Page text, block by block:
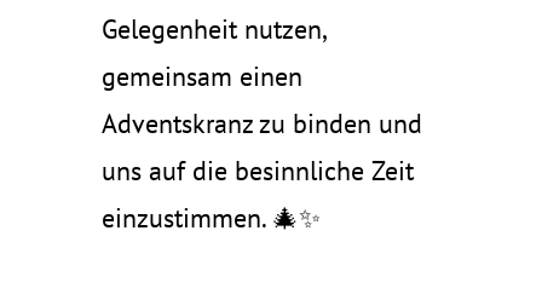
Gelegenheit nutzen,
gemeinsam einen
Adventskranz zu binden und
uns auf die besinnliche Zeit
einzustimmen. 🎄✨